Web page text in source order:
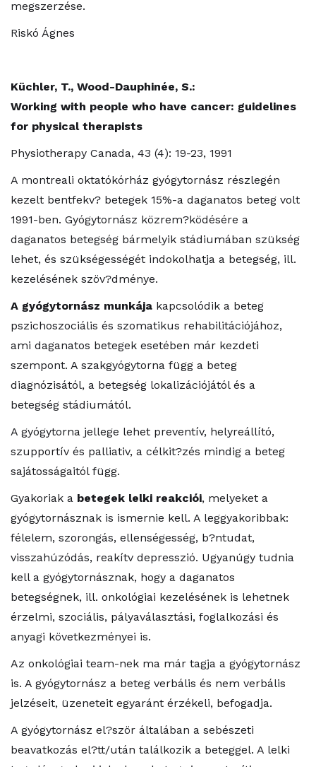
megszerzése.
Riskó Ágnes
Küchler, T., Wood-Dauphinée, S.:
Working with people who have cancer: guidelines
for physical therapists
Physiotherapy Canada, 43 (4): 19-23, 1991
A montreali oktatókórház gyógytornász részlegén
kezelt bentfekv? betegek 15%-a daganatos beteg volt
1991-ben. Gyógytornász közrem?ködésére a
daganatos betegség bármelyik stádiumában szükség
lehet, és szükségességét indokolhatja a betegség, ill.
kezelésének szöv?dménye.
A gyógytornász munkája kapcsolódik a beteg
pszichoszociális és szomatikus rehabilitációjához,
ami daganatos betegek esetében már kezdeti
szempont. A szakgyógytorna függ a beteg
diagnózisától, a betegség lokalizációjától és a
betegség stádiumától.
A gyógytorna jellege lehet preventív, helyreállító,
szupportív és palliativ, a célkit?zés mindig a beteg
sajátosságaitól függ.
Gyakoriak a betegek lelki reakciói, melyeket a
gyógytornásznak is ismernie kell. A leggyakoribbak:
félelem, szorongás, ellenségesség, b?ntudat,
visszahúzódás, reakítv depresszió. Ugyanúgy tudnia
kell a gyógytornásznak, hogy a daganatos
betegségnek, ill. onkológiai kezelésének is lehetnek
érzelmi, szociális, pályaválasztási, foglalkozási és
anyagi következményei is.
Az onkológiai team-nek ma már tagja a gyógytornász
is. A gyógytornász a beteg verbális és nem verbális
jelzéseit, üzeneteit egyaránt érzékeli, befogadja.
A gyógytornász el?ször általában a sebészeti
beavatkozás el?tt/után találkozik a beteggel. A lelki